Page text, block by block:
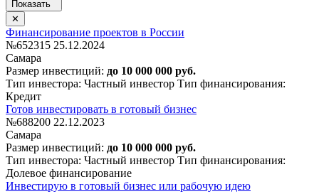
Финансирование проектов в России
№652315 25.12.2024
Самара
Размер инвестиций: до 10 000 000 руб.
Тип инвестора: Частный инвестор Тип финансирования:
Кредит
Готов инвестировать в готовый бизнес
№688200 22.12.2023
Самара
Размер инвестиций: до 10 000 000 руб.
Тип инвестора: Частный инвестор Тип финансирования:
Долевое финансирование
Инвестирую в готовый бизнес или рабочую идею